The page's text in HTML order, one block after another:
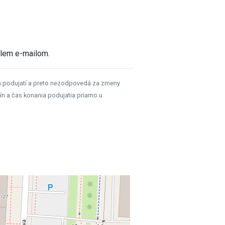
e-mailom.
podujatí a preto nezodpovedá za zmeny
a čas konania podujatia priamo u